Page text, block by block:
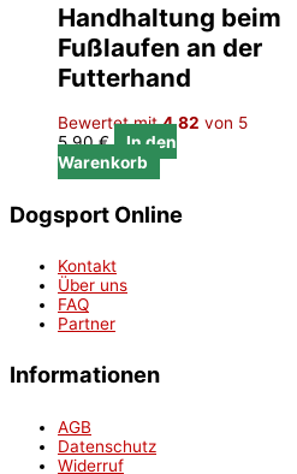
Handhaltung beim
Fußlaufen an der
Futterhand
Bewertet mit4.82 von 5
5,90€
In den
Warenkorb
Dogsport Online
Kontakt
Über uns
FAQ
Partner
Informationen
AGB
Datenschutz
Widerruf